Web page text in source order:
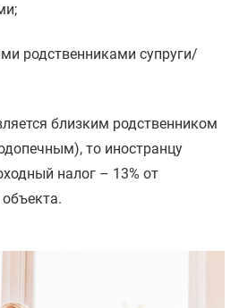
родственниками супруги/
близким родственником
то иностранцу
налог – 13% от